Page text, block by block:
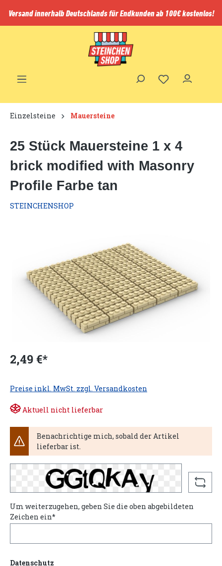
springen
Versand innerhalb Deutschlands für Endkunden ab 100€ kostenlos!
Einzelsteine Mauersteine
25 Stück Mauersteine 1 x 4
brick modified with Masonry
Profile Farbe tan
STEINCHENSHOP
2,49 €*
Preise inkl. MwSt. zzgl. Versandkosten
Aktuell nicht lieferbar
Benachrichtige mich, sobald der Artikel
lieferbar ist.
Um weiterzugehen, geben Sie die oben abgebildeten
Zeichen ein*
Datenschutz